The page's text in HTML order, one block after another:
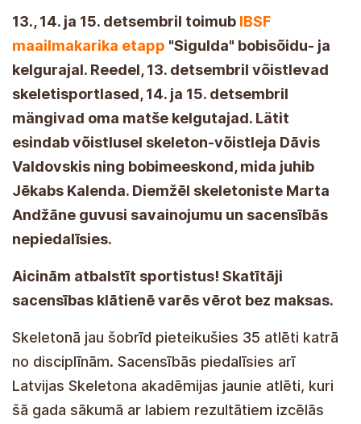
13., 14. ja 15. detsembril toimub IBSF
maailmakarika etapp "Sigulda" bobisõidu- ja
kelgurajal. Reedel, 13. detsembril võistlevad
skeletisportlased, 14. ja 15. detsembril
mängivad oma matše kelgutajad. Lätit
esindab võistlusel skeleton-võistleja Dāvis
Valdovskis ning bobimeeskond, mida juhib
Jēkabs Kalenda. Diemžēl skeletoniste Marta
Andžāne guvusi savainojumu un sacensībās
nepiedalīsies.
Kutsume teid toetama sportlasi!
Pealtvaatajad saavad võistlust kohapeal
Igas distsipliinis on juba registreeritud 35
skeletisportlast. Läti skeletiakadeemia noored
sportlased, kes paistsid silma heade